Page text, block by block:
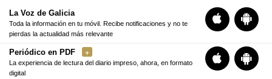
La Voz de Galicia
Toda la información en tu móvil. Recibe notificaciones y no te
pierdas la actualidad más relevante
Periódico en PDF
La experiencia de lectura del diario impreso, ahora, en formato
digital